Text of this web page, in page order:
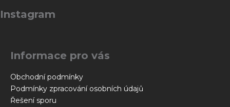
á
p
Instagram
Informace pro vás
Obchodní podmínky
Podmínky zpracování osobních údajů
Řešení sporu